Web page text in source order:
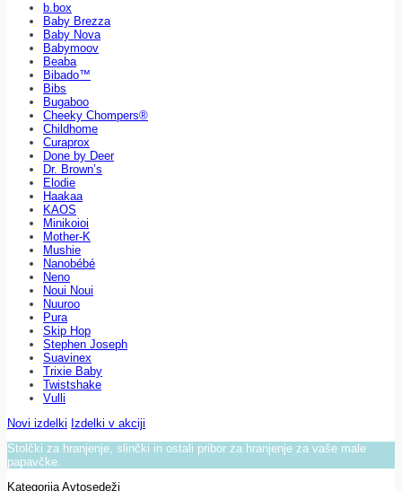
b.box
Baby Brezza
Baby Nova
Babymoov
Beaba
Bibado™
Bibs
Bugaboo
Cheeky Chompers®
Childhome
Curaprox
Done by Deer
Dr. Brown’s
Elodie
Haakaa
KAOS
Minikoioi
Mother-K
Mushie
Nanobébé
Neno
Noui Noui
Nuuroo
Pura
Skip Hop
Stephen Joseph
Suavinex
Trixie Baby
Twistshake
Vulli
Novi izdelki Izdelki v akciji
Stolčki za hranjenje, slinčki in ostali pribor za hranjenje za vaše male
papavčke.
Kategorija Avtosedeži